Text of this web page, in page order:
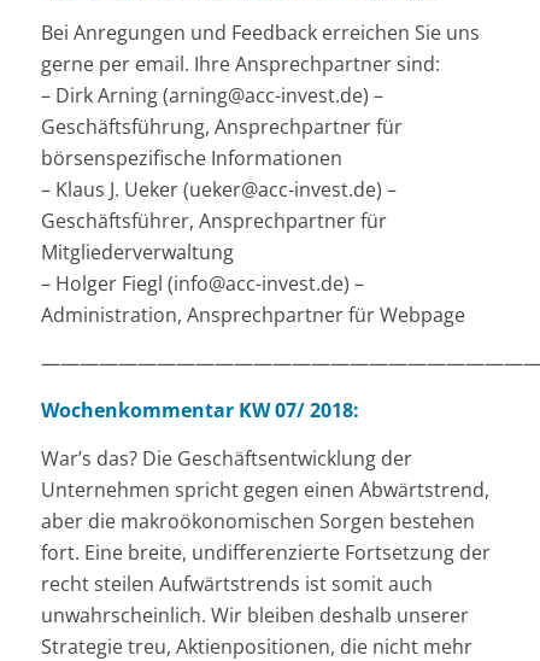
Bei Anregungen und Feedback erreichen Sie uns
gerne per email. Ihre Ansprechpartner sind:
– Dirk Arning (arning@acc-invest.de) –
Geschäftsführung, Ansprechpartner für
börsenspezifische Informationen
– Klaus J. Ueker (ueker@acc-invest.de) –
Geschäftsführer, Ansprechpartner für
Mitgliederverwaltung
– Holger Fiegl (info@acc-invest.de) –
Administration, Ansprechpartner für Webpage
Wochenkommentar KW 07/ 2018:
War’s das? Die Geschäftsentwicklung der
Unternehmen spricht gegen einen Abwärtstrend,
aber die makroökonomischen Sorgen bestehen
fort. Eine breite, undifferenzierte Fortsetzung der
recht steilen Aufwärtstrends ist somit auch
unwahrscheinlich. Wir bleiben deshalb unserer
Strategie treu, Aktienpositionen, die nicht mehr